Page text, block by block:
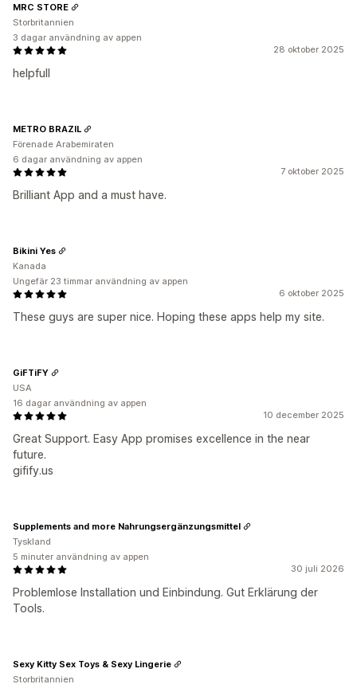
28 oktober 2025
helpfull
MRC STORE
Storbritannien
3 dagar användning av appen
7 oktober 2025
Brilliant App and a must have.
METRO BRAZIL
Förenade Arabemiraten
6 dagar användning av appen
6 oktober 2025
These guys are super nice. Hoping these apps help my site.
Bikini Yes
Kanada
Ungefär 23 timmar användning av appen
10 december 2025
Great Support. Easy App promises excellence in the near
future.
gifify.us
GiFTiFY
USA
16 dagar användning av appen
30 juli 2026
Problemlose Installation und Einbindung. Gut Erklärung der
Tools.
Supplements and more Nahrungsergänzungsmittel
Tyskland
5 minuter användning av appen
Sexy Kitty Sex Toys & Sexy Lingerie
Storbritannien